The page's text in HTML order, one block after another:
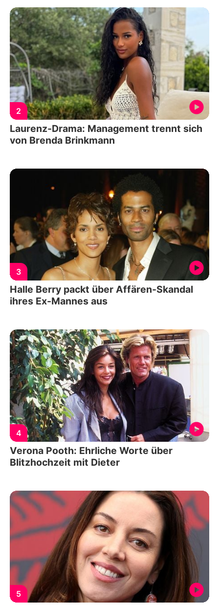
2
Laurenz-Drama: Management trennt sich
von Brenda Brinkmann
3
Halle Berry packt über Affären-Skandal
ihres Ex-Mannes aus
4
Verona Pooth: Ehrliche Worte über
Blitzhochzeit mit Dieter
5